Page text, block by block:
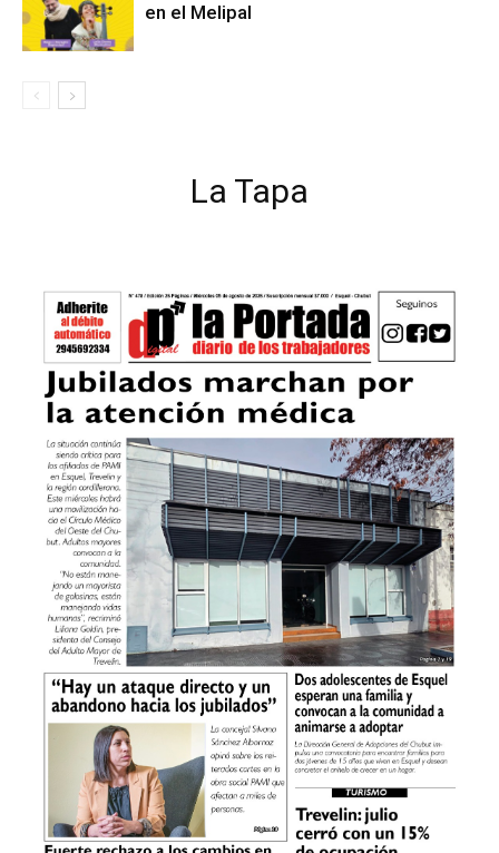
en el Melipal
La Tapa